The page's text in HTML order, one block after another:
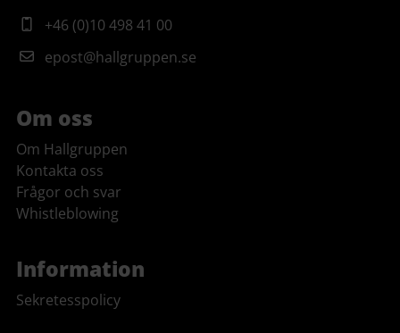
+46 (0)10 498 41 00
epost@hallgruppen.se
Om oss
Om Hallgruppen
Kontakta oss
Frågor och svar
Whistleblowing
Information
Sekretesspolicy